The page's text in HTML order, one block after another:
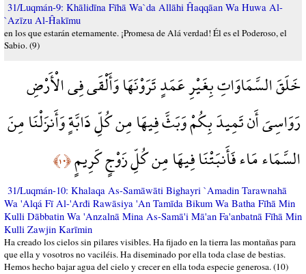
31/Luqmán-9: Khālidīna Fīhā Wa`da Allāhi Ĥaqqāan Wa Huwa Al-
`Azīzu Al-Ĥakīmu
en los que estarán eternamente. ¡Promesa de Alá verdad! Él es el Poderoso, el
Sabio. (9)
خَلَقَ السَّمَاوَاتِ بِغَيْرِ عَمَدٍ تَرَوْنَهَا وَأَلْقَى فِي الْأَرْضِ
رَوَاسِيَ أَن تَمِيدَ بِكُمْ وَبَثَّ فِيهَا مِن كُلِّ دَابَّةٍ وَأَنزَلْنَا مِنَ
السَّمَاء مَاء فَأَنبَتْنَا فِيهَا مِن كُلِّ زَوْجٍ كَرِيمٍ﴿١٠﴾
31/Luqmán-10: Khalaqa As-Samāwāti Bighayri `Amadin Tarawnahā
Wa 'Alqá Fī Al-'Arđi Rawāsiya 'An Tamīda Bikum Wa Batha Fīhā Min
Kulli Dābbatin Wa 'Anzalnā Mina As-Samā'i Mā'an Fa'anbatnā Fīhā Min
Kulli Zawjin Karīmin
Ha creado los cielos sin pilares visibles. Ha fijado en la tierra las montañas para
que ella y vosotros no vaciléis. Ha diseminado por ella toda clase de bestias.
Hemos hecho bajar agua del cielo y crecer en ella toda especie generosa. (10)